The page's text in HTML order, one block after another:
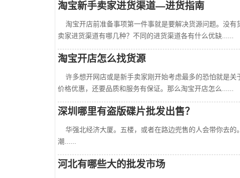
淘宝新手卖家进货渠道—进货指南
淘宝开店前准备事项第一件事就是要解决货源问题。没有
卖家进货渠道有哪几种？不同的进货渠道各有什么优缺......
淘宝开店怎么找货源
许多想开网店或是新手卖家刚开始考虑最多的恐怕就是关
价格优惠，还要品质和服务有保证。那么淘宝开店怎么......
深圳哪里有盗版碟片批发出售？
华强北经济大厦。五楼，或者在路边兜售的人会带你去的
潮......
河北有哪些大的批发市场